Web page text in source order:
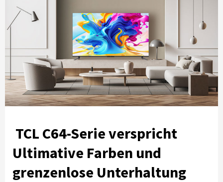
TCL C64-Serie verspricht
Ultimative Farben und
grenzenlose Unterhaltung